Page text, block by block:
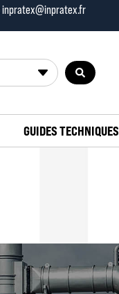
inpratex@inpratex.fr
GUIDES TECHNIQUES